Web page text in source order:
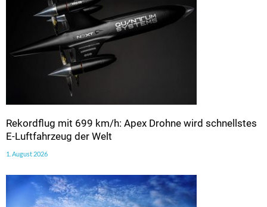
Rekordflug mit 699 km/h: Apex Drohne wird schnellstes
E-Luftfahrzeug der Welt
1. August 2026